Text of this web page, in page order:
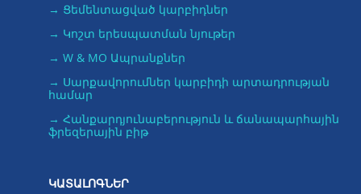
→ Ցեմենտացված կարբիդներ
→ Կոշտ երեսպատման նյութեր
→ W & MO Ապրանքներ
→ Սարքավորումներ կարբիդի արտադրության
համար
→ Հանքարդյունաբերություն և ճանապարհային
ֆրեզերային բիթ
ԿԱՏԱԼՈԳՆԵՐ